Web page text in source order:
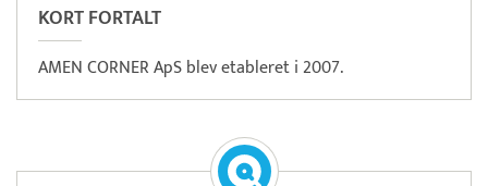
KORT FORTALT
AMEN CORNER ApS blev etableret i 2007.